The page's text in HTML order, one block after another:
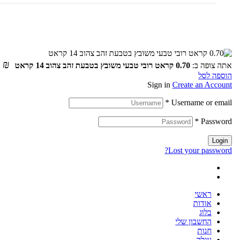
אתה צופה ב: 0.70 קראט רובי טבעי משובץ בטבעת זהב צהוב 14 קראט ₪
הוספה לסל
Sign in Create an Account
Username or email
*
Password
*
Login
Lost your password?
ראשי
אודות
בלוג
החשבון שלי
חנות